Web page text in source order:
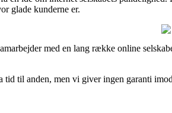
glade kunderne er.
med en lang række online
til anden, men vi giver ingen garanti